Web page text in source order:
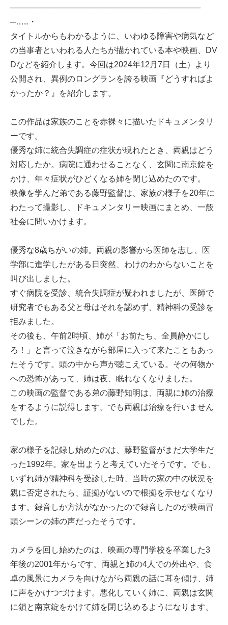
──────────────────────────────────
─…‥・
タイトルからもわかるように、いわゆる障害や病気など
の当事者といわれる人たちが描かれている本や映画、DV
Dなどを紹介します。今回は2024年12月7日（土）より
公開され、異例のロングランを誇る映画『どうすればよ
かったか？』を紹介します。
この作品は家族のことを赤裸々に描いたドキュメンタリ
ーです。
優秀な姉に統合失調症の症状が現れたとき、両親はどう
対応したか。病院に通わせることなく、玄関に南京錠を
かけ、年々症状がひどくなる姉を閉じ込めたのです。
映像を学んだ弟である藤野監督は、家族の様子を20年に
わたって撮影し、ドキュメンタリー映画にまとめ、一般
社会に問いかけます。
優秀な8歳ちがいの姉。両親の影響から医師を志し、医
学部に進学したがある日突然、わけのわからないことを
叫び出しました。
すぐ病院を受診、統合失調症が疑われましたが、医師で
研究者でもある父と母はそれを認めず、精神科の受診を
拒みました。
その後も、午前2時頃、姉が「お前たち、全員静かにし
ろ！」と言って泣きながら部屋に入って来たこともあっ
たそうです。頭の中から声が聴こえている。その何物か
への恐怖があって、姉は夜、眠れなくなりました。
この映画の監督である弟の藤野知明は、両親に姉の治療
をするように説得します。でも両親は治療を行いません
でした。
家の様子を記録し始めたのは、藤野監督がまだ大学生だ
った1992年。家を出ようと考えていたそうです。でも、
いずれ姉が精神科を受診した時、当時の家の中の状況を
親に否定されたら、証拠がないので根拠を示せなくなり
ます。録音しか方法がなかったので録音したのが映画冒
頭シーンの姉の声だったそうです。
カメラを回し始めたのは、映画の専門学校を卒業した3
年後の2001年からです。両親と姉の4人での外出や、食
卓の風景にカメラを向けながら両親の話に耳を傾け、姉
に声をかけつづけます。悪化していく姉に、両親は玄関
に鎖と南京錠をかけて姉を閉じ込めるようになります。